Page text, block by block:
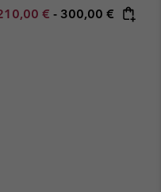
sale price:
€ - Maximum price:
300,00 €